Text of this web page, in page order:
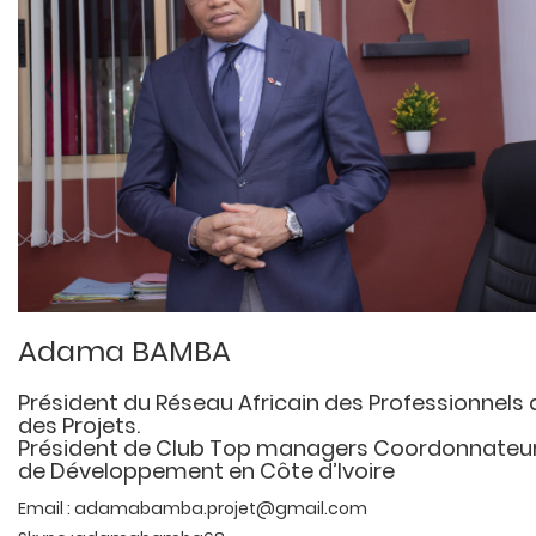
Adama BAMBA
Président du Réseau Africain des Professionnels
des Projets.
Président de Club Top managers
de Développement en Côte d’Ivoire
Email : adamabamba.projet@gmail.com